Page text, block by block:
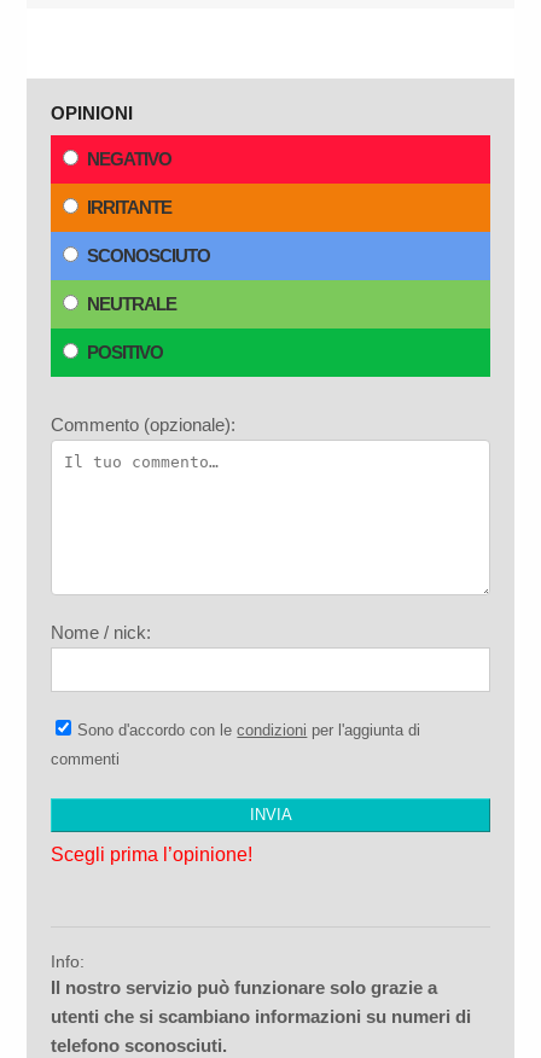
OPINIONI
NEGATIVO
IRRITANTE
SCONOSCIUTO
NEUTRALE
POSITIVO
Commento (opzionale):
Nome / nick:
Sono d'accordo con lecondizioni per l'aggiunta di
commenti
Scegli prima l’opinione!
Info:
Il nostro servizio può funzionare solo grazie a
utenti che si scambiano informazioni su numeri di
telefono sconosciuti.